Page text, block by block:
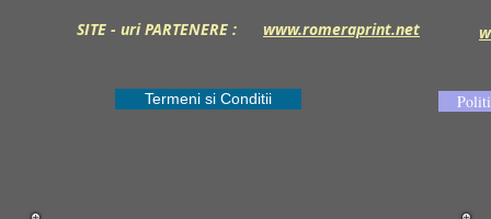
Termeni si Conditii
SITE - uri PARTENERE : www.romeraprint.net